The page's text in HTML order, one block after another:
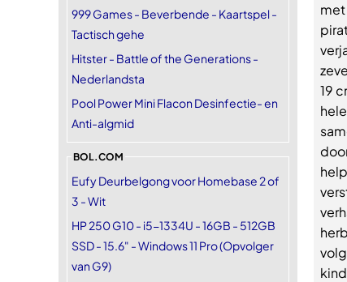
999 Games - Beverbende - Kaartspel -
Tactisch gehe
Hitster - Battle of the Generations -
Nederlandsta
Pool Power Mini Flacon Desinfectie- en
Anti-algmid
BOL.COM
Eufy Deurbelgong voor Homebase 2 of
3 - Wit
HP 250 G10 - i5-1334U - 16GB - 512GB
SSD - 15.6" - Windows 11 Pro (Opvolger
van G9)
19